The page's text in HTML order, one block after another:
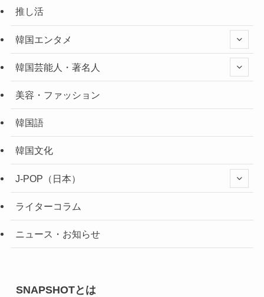
推し活
韓国エンタメ
韓国芸能人・著名人
美容・ファッション
韓国語
韓国文化
J-POP（日本）
ライターコラム
ニュース・お知らせ
SNAPSHOTとは